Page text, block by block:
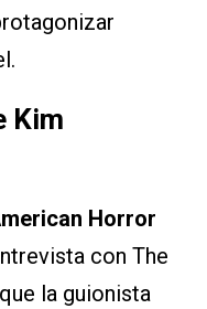
Kim
Horror
con The
la guionista